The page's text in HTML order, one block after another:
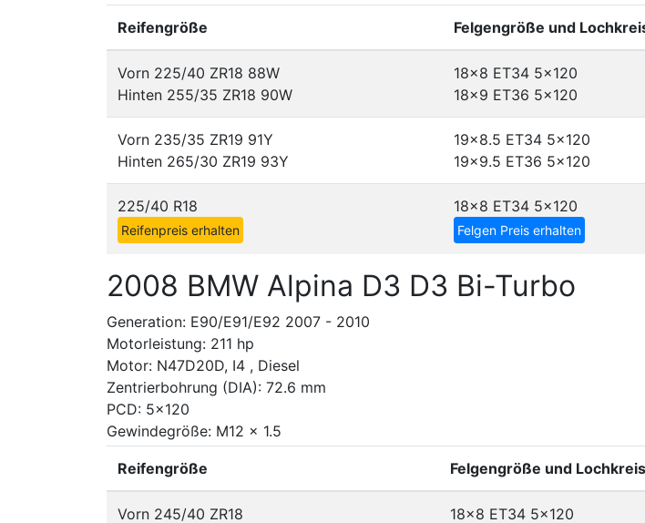
Reifengröße Felgengröße und
Vorn 225/40 ZR18 88W
Hinten 255/35 ZR18 90W
18x8 ET34 5x120
18x9 ET36 5x120
Vorn 235/35 ZR19 91Y
Hinten 265/30 ZR19 93Y
19x8.5 ET34 5x120
19x9.5 ET36 5x120
225/40 R18
Reifenpreis erhalten
18x8 ET34 5x120
Felgen Preis erhalten
2008 BMW Alpina D3 D3 Bi-Turbo
Generation: E90/E91/E92 2007 - 2010
Motorleistung: 211 hp
Motor: N47D20D, I4 , Diesel
Zentrierbohrung (DIA): 72.6 mm
PCD: 5x120
Gewindegröße: M12 x 1.5
Reifengröße Felgengröße und Lochkreis
Vorn 245/40 ZR18
18x8 ET34 5x120